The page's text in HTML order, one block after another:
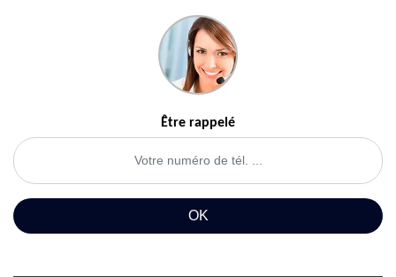
Être rappelé